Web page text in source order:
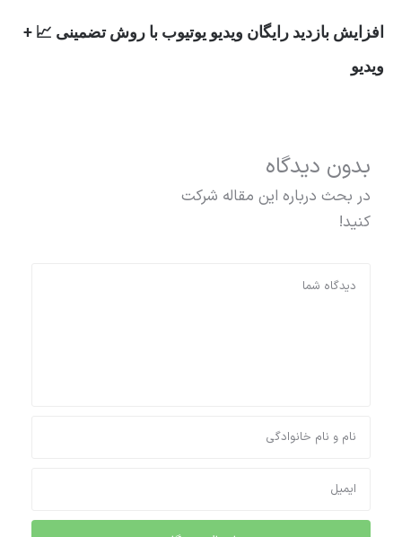
افزایش بازدید رایگان ویدیو یوتیوب با روش تضمینی 📈 +
ویدیو
بدون دیدگاه
در بحث درباره این مقاله شرکت
کنید!